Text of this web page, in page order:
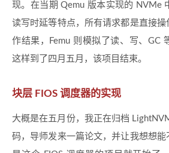
现。在当期 Qemu 版本实现的 NVMe
读写时延等特点，所有请求都是直接
作结果，Femu 则模拟了读、写、GC
这样到了四月五月，该项目结束。
块层 FIOS 调度器的实现
大概是在五月份，我正在归档
码，导师发来一篇论文，并让我想想